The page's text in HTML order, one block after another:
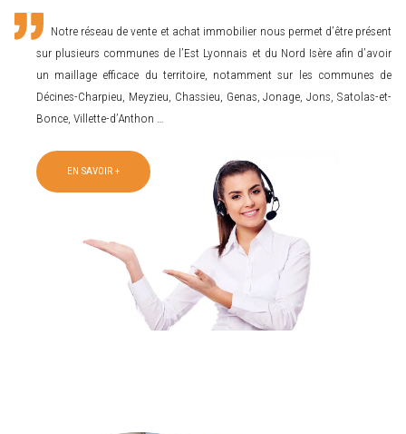
Notre réseau de vente et achat immobilier nous permet d’être présent
sur plusieurs communes de l’Est Lyonnais et du Nord Isère afin d’avoir
un maillage efficace du territoire, notamment sur les communes de
Décines-Charpieu, Meyzieu, Chassieu, Genas, Jonage, Jons, Satolas-et-
Bonce, Villette-d’Anthon …
EN SAVOIR +